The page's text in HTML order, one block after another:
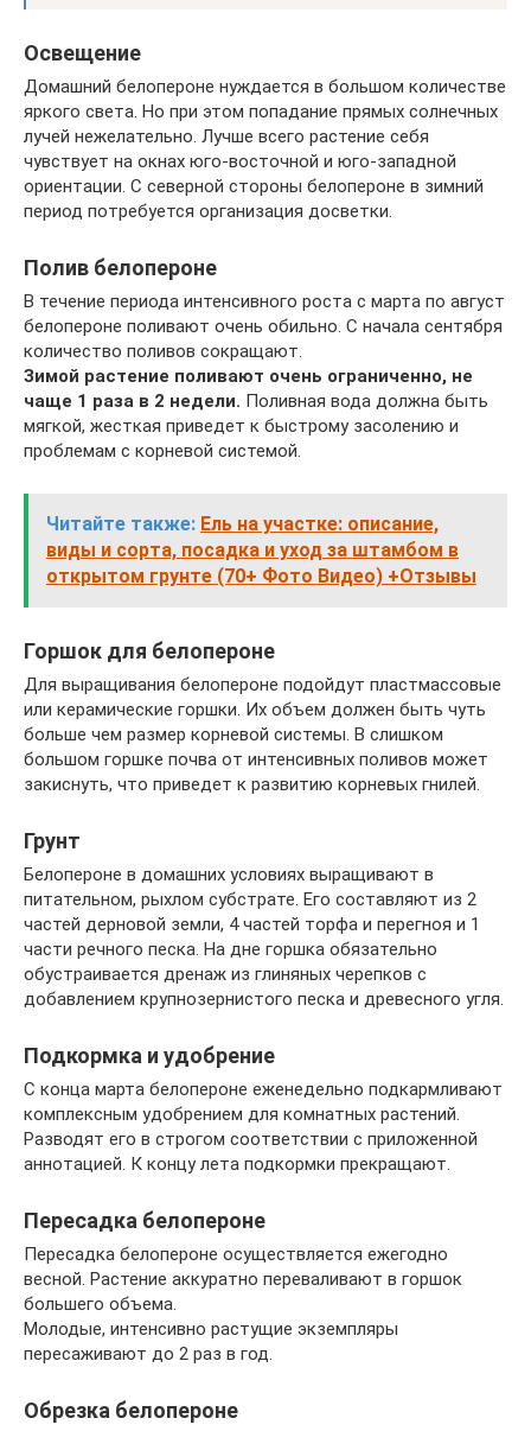
Освещение
Домашний белопероне нуждается в большом количестве
яркого света. Но при этом попадание прямых солнечных
лучей нежелательно. Лучше всего растение себя
чувствует на окнах юго-восточной и юго-западной
ориентации. С северной стороны белопероне в зимний
период потребуется организация досветки.
Полив белопероне
В течение периода интенсивного роста с марта по август
белопероне поливают очень обильно. С начала сентября
количество поливов сокращают.
Зимой растение поливают очень ограниченно, не
чаще 1 раза в 2 недели. Поливная вода должна быть
мягкой, жесткая приведет к быстрому засолению и
проблемам с корневой системой.
Читайте также: Ель на участке: описание,
виды и сорта, посадка и уход за штамбом в
открытом грунте (70+ Фото Видео) +Отзывы
Горшок для белопероне
Для выращивания белопероне подойдут пластмассовые
или керамические горшки. Их объем должен быть чуть
больше чем размер корневой системы. В слишком
большом горшке почва от интенсивных поливов может
закиснуть, что приведет к развитию корневых гнилей.
Грунт
Белопероне в домашних условиях выращивают в
питательном, рыхлом субстрате. Его составляют из 2
частей дерновой земли, 4 частей торфа и перегноя и 1
части речного песка. На дне горшка обязательно
обустраивается дренаж из глиняных черепков с
добавлением крупнозернистого песка и древесного угля.
Подкормка и удобрение
С конца марта белопероне еженедельно подкармливают
комплексным удобрением для комнатных растений.
Разводят его в строгом соответствии с приложенной
аннотацией. К концу лета подкормки прекращают.
Пересадка белопероне
Пересадка белопероне осуществляется ежегодно
весной. Растение аккуратно переваливают в горшок
большего объема.
Молодые, интенсивно растущие экземпляры
пересаживают до 2 раз в год.
Обрезка белопероне